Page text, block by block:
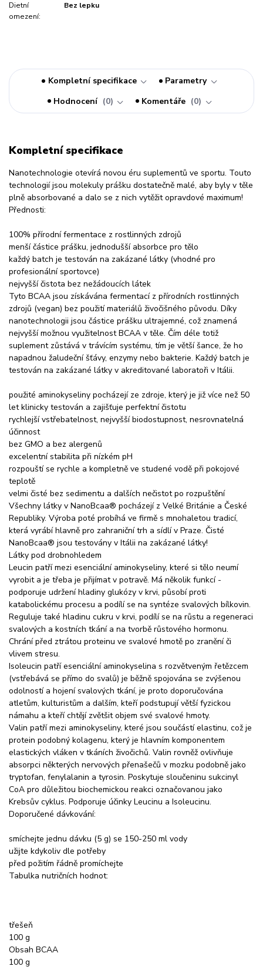
Dietní
omezení:
Bez lepku
Kompletní specifikace
Parametry
Hodnocení
0 Komentáře 0
Kompletní specifikace
Nanotechnologie otevírá novou éru suplementů ve sportu. Touto
technologií jsou molekuly prášku dostatečně malé, aby byly v těle
plně absorbované a dalo se z nich vytěžit opravdové maximum!
Přednosti:
100% přírodní fermentace z rostlinných zdrojů
menší částice prášku, jednodušší absorbce pro tělo
každý batch je testován na zakázané látky (vhodné pro
profesionální sportovce)
nejvyšší čistota bez nežádoucích látek
Tyto BCAA jsou získávána fermentací z přírodních rostlinných
zdrojů (vegan) bez použití materiálů živočišného původu. Díky
nanotechnologii jsou částice prášku ultrajemné, což znamená
nejvyšší možnou využitelnost BCAA v těle. Čím déle totiž
suplement zůstává v trávícím systému, tím je větší šance, že ho
napadnou žaludeční šťávy, enzymy nebo bakterie. Každý batch je
testován na zakázané látky v akreditované laboratoři v Itálii.
použité aminokyseliny pocházejí ze zdroje, který je již více než 50
let klinicky testován a zajišťuje perfektní čistotu
rychlejší vstřebatelnost, nejvyšší biodostupnost, nesrovnatelná
účinnost
bez GMO a bez alergenů
excelentní stabilita při nízkém pH
rozpouští se rychle a kompletně ve studené vodě při pokojové
teplotě
velmi čisté bez sedimentu a dalších nečistot po rozpuštění
Všechny látky v NanoBcaa® pocházejí z Velké Británie a České
Republiky. Výroba poté probíhá ve firmě s mnohaletou tradicí,
která vyrábí hlavně pro zahraniční trh a sídlí v Praze. Čisté
NanoBcaa® jsou testovány v Itálii na zakázané látky!
Látky pod drobnohledem
Leucin patří mezi esenciální aminokyseliny, které si tělo neumí
vyrobit a je třeba je přijímat v potravě. Má několik funkcí -
podporuje udržení hladiny glukózy v krvi, působí proti
katabolickému procesu a podílí se na syntéze svalových bílkovin.
Reguluje také hladinu cukru v krvi, podílí se na růstu a regeneraci
svalových a kostních tkání a na tvorbě růstového hormonu.
Chrání před ztrátou proteinu ve svalové hmotě po zranění či
vlivem stresu.
Isoleucin patří esenciální aminokyselina s rozvětveným řetězcem
(vstřebává se přímo do svalů) je běžně spojována se zvýšenou
odolností a hojení svalových tkání, je proto doporučována
atletům, kulturistům a dalším, kteří podstupují větší fyzickou
námahu a kteří chtějí zvětšit objem své svalové hmoty.
Valin patří mezi aminokyseliny, které jsou součástí elastinu, což je
protein podobný kolagenu, který je hlavním komponentem
elastických vláken v tkáních živočichů. Valin rovněž ovlivňuje
absorpci některých nervových přenašečů v mozku podobně jako
tryptofan, fenylalanin a tyrosin. Poskytuje sloučeninu sukcinyl
CoA pro důležitou biochemickou reakci označovanou jako
Krebsův cyklus. Podporuje účinky Leucinu a Isoleucinu.
Doporučené dávkování:
smíchejte jednu dávku (5 g) se 150-250 ml vody
užijte kdykoliv dle potřeby
před požitím řádně promíchejte
Tabulka nutričních hodnot:
třešeň
100 g
Obsah BCAA
100 g